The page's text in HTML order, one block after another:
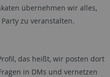
übernehmen wir alles,
zu veranstalten.
das heißt, wir posten dort
in DMs und vernetzen